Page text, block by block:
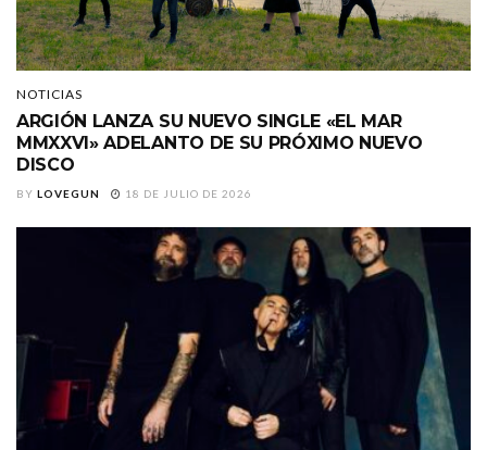
NOTICIAS
ARGIÓN LANZA SU NUEVO SINGLE «EL MAR
MMXXVI» ADELANTO DE SU PRÓXIMO NUEVO
DISCO
BY LOVEGUN 18 DE JULIO DE 2026